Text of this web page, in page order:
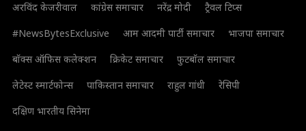
अरविंद केजरीवाल कांग्रेस समाचार नरेंद्र मोदी
ट्रैवल टिप्स
#NewsBytesExclusive
आम आदमी पार्टी समाचार
भाजपा समाचार
बॉक्स ऑफिस कलेक्शन
क्रिकेट समाचार
फुटबॉल समाचार
लेटेस्ट स्मार्टफोन्स
पाकिस्तान समाचार राहुल गांधी
रेसिपी
दक्षिण भारतीय सिनेमा